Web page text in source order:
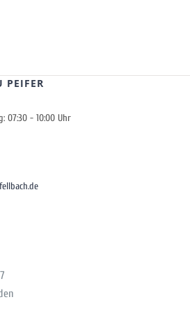
PEIFER
07:30 - 10:00 Uhr